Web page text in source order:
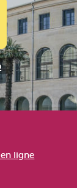
ligne